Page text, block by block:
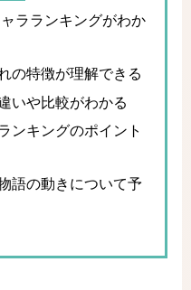
ラランキングがわか
の特徴が理解できる
いや比較がわかる
ンキングのポイント
語の動きについて予